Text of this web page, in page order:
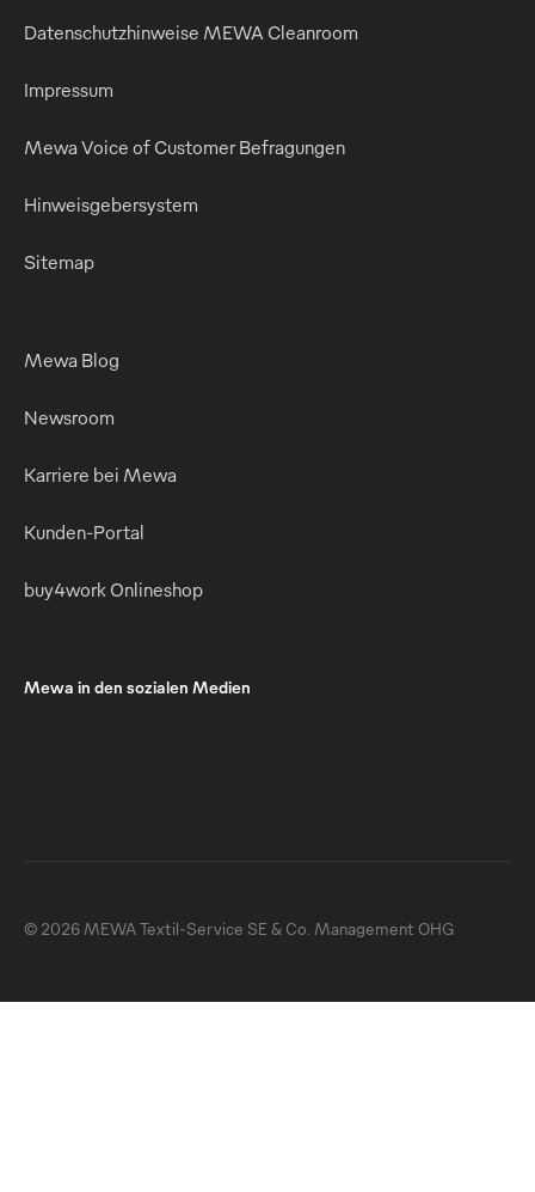
Datenschutzhinweise MEWA Cleanroom
Impressum
Mewa Voice of Customer Befragungen
Hinweisgebersystem
Sitemap
Mewa Blog
Newsroom
Karriere bei Mewa
Kunden-Portal
buy4work Onlineshop
Mewa in den sozialen Medien
© 2026 MEWA Textil-Service SE & Co. Management OHG